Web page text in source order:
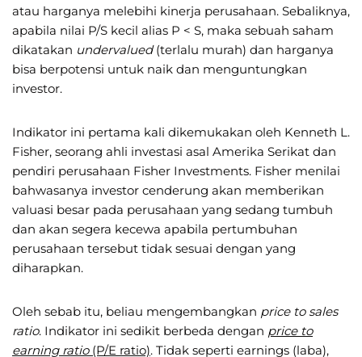
atau harganya melebihi kinerja perusahaan. Sebaliknya,
apabila nilai P/S kecil alias P < S, maka sebuah saham
dikatakan undervalued(terlalu murah) dan harganya
bisa berpotensi untuk naik dan menguntungkan
investor.
Indikator ini pertama kali dikemukakan oleh Kenneth L.
Fisher, seorang ahli investasi asal Amerika Serikat dan
pendiri perusahaan Fisher Investments. Fisher menilai
bahwasanya investor cenderung akan memberikan
valuasi besar pada perusahaan yang sedang tumbuh
dan akan segera kecewa apabila pertumbuhan
perusahaan tersebut tidak sesuai dengan yang
diharapkan.
Oleh sebab itu, beliau mengembangkan price to sales
ratio. Indikator ini sedikit berbeda dengan price to
earning ratio(P/E ratio). Tidak seperti earnings (laba),